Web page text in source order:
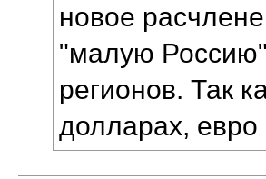
новое
"малую Россию"
регионов. Так
долларах,